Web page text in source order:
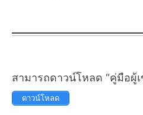
สามารถดาวน์โหลด “คู่มือผู้
ดาวน์โหลด